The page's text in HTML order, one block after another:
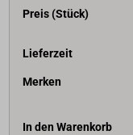
Preis (Stück)
Lieferzeit
Merken
In den Warenkorb